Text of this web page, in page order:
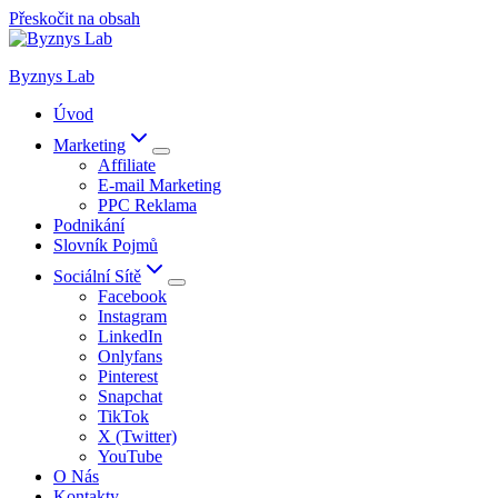
Přeskočit na obsah
Byznys Lab
Úvod
Marketing
Affiliate
E-mail Marketing
PPC Reklama
Podnikání
Slovník Pojmů
Sociální Sítě
Facebook
Instagram
LinkedIn
Onlyfans
Pinterest
Snapchat
TikTok
X (Twitter)
YouTube
O Nás